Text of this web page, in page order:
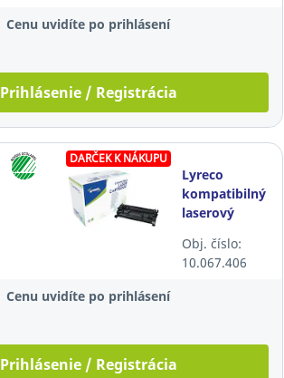
Cenu uvidíte po prihlásení
Prihlásenie / Registrácia
DARČEK K NÁKUPU
Lyreco
kompatibilný
laserový
(CF226A),
čierny
Obj. číslo:
10.067.406
Cenu uvidíte po prihlásení
Prihlásenie / Registrácia